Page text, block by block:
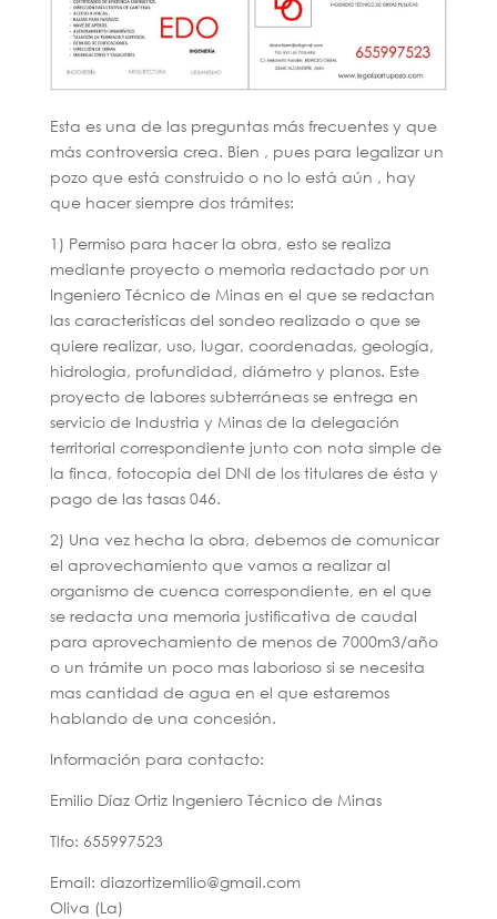
Esta es una de las preguntas más frecuentes y que
más controversia crea. Bien , pues para legalizar un
pozo que está construido o no lo está aún , hay
que hacer siempre dos trámites:
1) Permiso para hacer la obra, esto se realiza
mediante proyecto o memoria redactado por un
Ingeniero Técnico de Minas en el que se redactan
las características del sondeo realizado o que se
quiere realizar, uso, lugar, coordenadas, geología,
hidrologia, profundidad, diámetro y planos. Este
proyecto de labores subterráneas se entrega en
servicio de Industria y Minas de la delegación
territorial correspondiente junto con nota simple de
la finca, fotocopia del DNI de los titulares de ésta y
pago de las tasas 046.
2) Una vez hecha la obra, debemos de comunicar
el aprovechamiento que vamos a realizar al
organismo de cuenca correspondiente, en el que
se redacta una memoria justificativa de caudal
para aprovechamiento de menos de 7000m3/año
o un trámite un poco mas laborioso si se necesita
mas cantidad de agua en el que estaremos
hablando de una concesión.
Información para contacto:
Emilio Díaz Ortiz Ingeniero Técnico de Minas
Tlfo: 655997523
Email: diazortizemilio@gmail.com
Oliva (La)